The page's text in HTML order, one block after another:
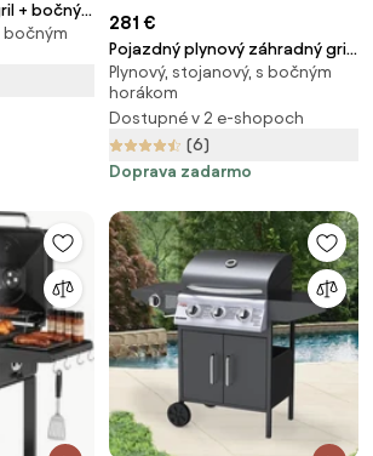
+ bočný
el. ihla-
bočným
281 €
Pojazdný plynový záhradný gril
Cattara Master Chef Flame
Tamer
Plynový, stojanový, s bočným
horákom
Dostupné v 2 e-shopoch
(6)
Doprava zadarmo